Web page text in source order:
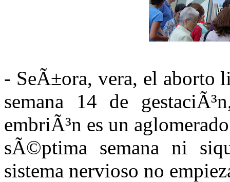
- SeÃ±ora, vera, el aborto
semana 14 de
embriÃ³n es un
sÃ©ptima semana ni
sistema nervioso no